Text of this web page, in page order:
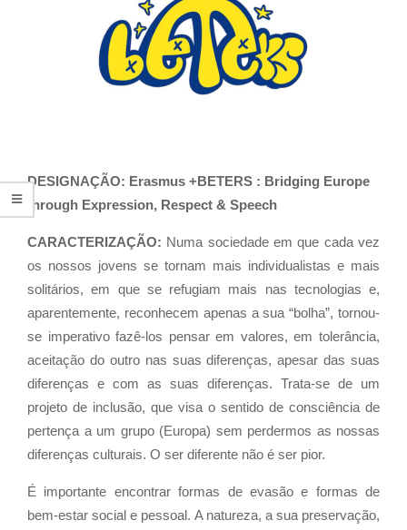
DESIGNAÇÃO: Erasmus +BETERS : Bridging Europe
through Expression, Respect & Speech
CARACTERIZAÇÃO: Numa sociedade em que cada vez
os nossos jovens se tornam mais individualistas e mais
solitários, em que se refugiam mais nas tecnologias e,
aparentemente, reconhecem apenas a sua “bolha”, tornou-
se imperativo fazê-los pensar em valores, em tolerância,
aceitação do outro nas suas diferenças, apesar das suas
diferenças e com as suas diferenças. Trata-se de um
projeto de inclusão, que visa o sentido de consciência de
pertença a um grupo (Europa) sem perdermos as nossas
diferenças culturais. O ser diferente não é ser pior.
É importante encontrar formas de evasão e formas de
bem-estar social e pessoal. A natureza, a sua preservação,